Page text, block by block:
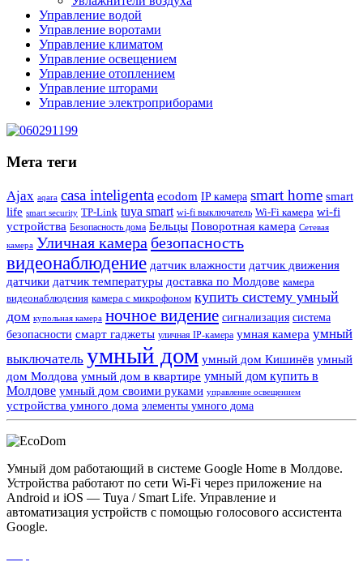
Управление водой
Управление воротами
Управление климатом
Управление освещением
Управление отоплением
Управление шторами
Управление электроприборами
Мета теги
Ajax aqara casa inteligenta ecodom IP камера smart home smart
life smart security TP-Link tuya smart wi-fi выключатель Wi-Fi камера wi-fi
устройства Безопасность дома Бельцы Поворотная камера Сетевая
камера Уличная камера безопасность
видеонаблюдение датчик влажности датчик движения
датчики датчик температуры доставка по Молдове камера
видеонаблюдения камера с микрофоном купить систему умный
дом купольная камера ночное видение сигнализация система
безопасности смарт гаджеты уличная IP-камера умная камера умный
выключатель умный дом умный дом Кишинёв умный
дом Молдова умный дом в квартире умный дом купить в
Молдове умный дом своими руками управление освещением
устройства умного дома элементы умного дома
Умный дом работающий в системе Google Home в Молдове.
Устройства работают по сети Wi-Fi через приложение на
Android и iOS — Tuya / Smart Life. Управление и
автоматизация устройств с помощью голосового ассистента
Google.